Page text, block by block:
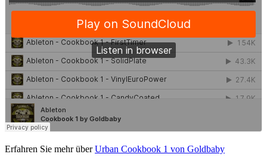
Erfahren Sie mehr überUrban Cookbook 1 von Goldbaby